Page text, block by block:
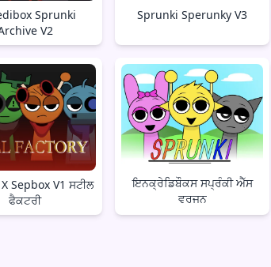
Sprunki
V2
Sprunki Sperunky V3
Sepbox V1 ਸਟੀਲ
ਫੈਕਟਰੀ
ਇਨਕ੍ਰੇਡਿਬੌਕਸ ਸਪ੍ਰੰਕੀ ਐੱਸ
ਵਰਜਨ